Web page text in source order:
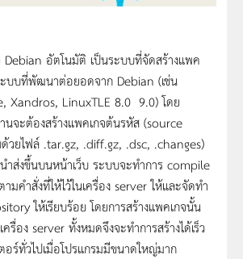
Debian อัตโนมัติ เป็นระบบที่จัดสร้างแพค
บบที่พัฒนาต่อยอดจาก Debian (เช่น
LinuxTLE 8.0  9.0) โดย
นจะต้องสร้างแพคเกจต้นรหัส (source
วยไฟล์ .tar.gz, .diff.gz, .dsc, .changes)
ำส่งขึ้นบนหน้าเว็บ ระบบจะทำการ compile
มคำสั่งที่ให้ไว้ในเครื่อง server ให้และจัดทำ
ให้เรียบร้อย โดยการสร้างแพคเกจนั้น
รื่อง server ทั้งหมดจึงจะทำการสร้างได้เร็ว
อร์ทั่วไปเมื่อโปรแกรมมีขนาดใหญ่มาก